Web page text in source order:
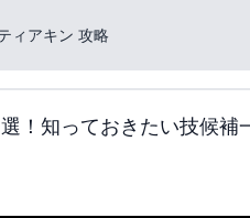
ィアキン 攻略
！知っておきたい技候補